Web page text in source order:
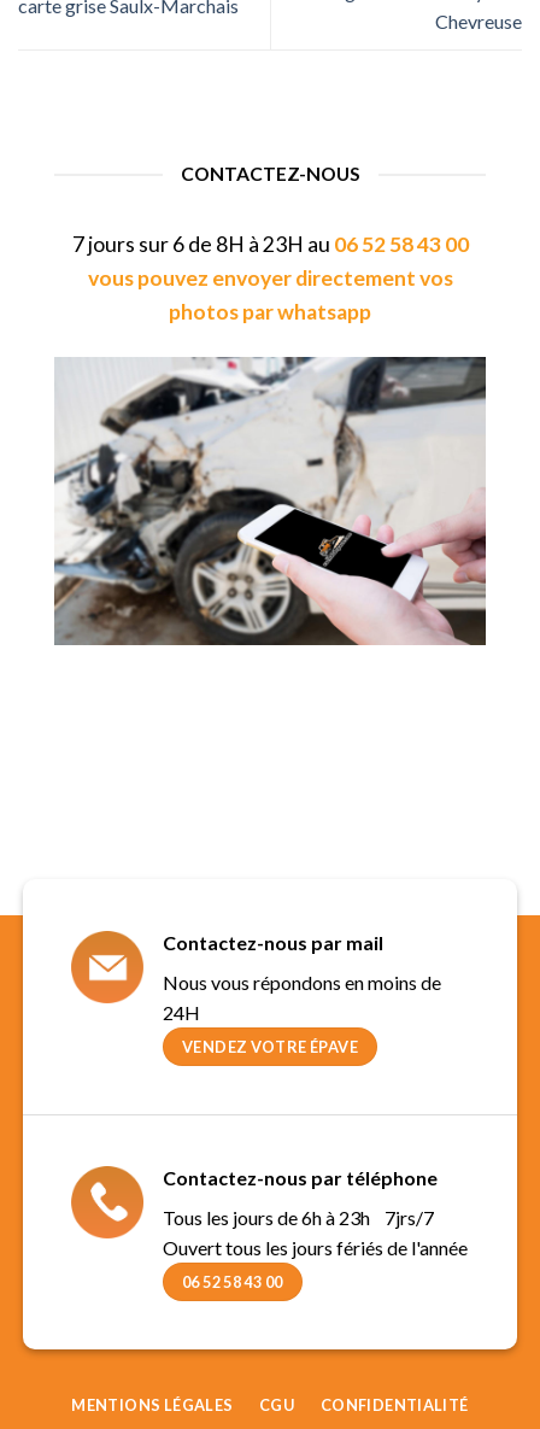
carte grise Saulx-Marchais
Chevreuse
CONTACTEZ-NOUS
7 jours sur 6 de 8H à 23H au 06 52 58 43 00
vous pouvez envoyer directement vos
photos par whatsapp
Contactez-nous par mail
Nous vous répondons en moins de
24H
VENDEZ VOTRE ÉPAVE
Contactez-nous par téléphone
Tous les jours de 6h à 23h 7jrs/7
Ouvert tous les jours fériés de l'année
06 52 58 43 00
MENTIONS LÉGALES CGU CONFIDENTIALITÉ